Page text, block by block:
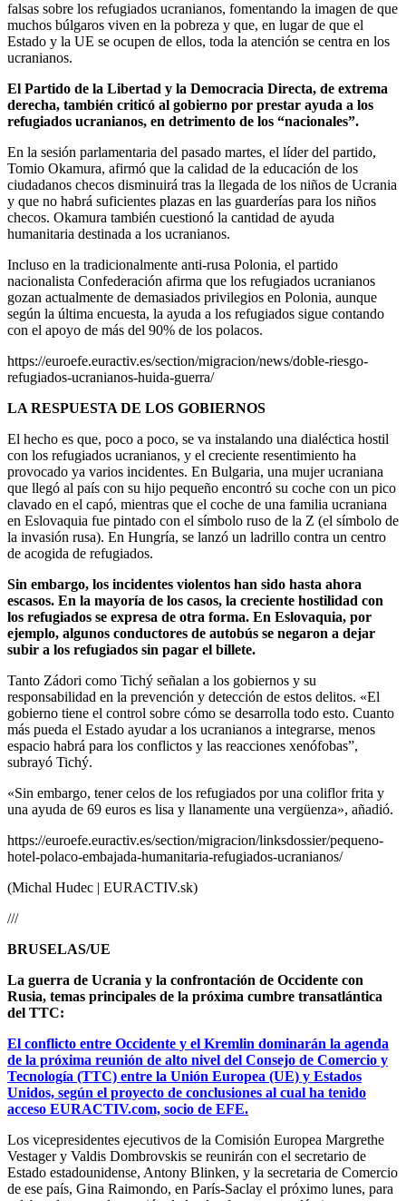
falsas sobre los refugiados ucranianos, fomentando la imagen de que
muchos búlgaros viven en la pobreza y que, en lugar de que el
Estado y la UE se ocupen de ellos, toda la atención se centra en los
ucranianos.
El Partido de la Libertad y la Democracia Directa, de extrema
derecha, también criticó al gobierno por prestar ayuda a los
refugiados ucranianos, en detrimento de los “nacionales”.
En la sesión parlamentaria del pasado martes, el líder del partido,
Tomio Okamura, afirmó que la calidad de la educación de los
ciudadanos checos disminuirá tras la llegada de los niños de Ucrania
y que no habrá suficientes plazas en las guarderías para los niños
checos. Okamura también cuestionó la cantidad de ayuda
humanitaria destinada a los ucranianos.
Incluso en la tradicionalmente anti-rusa Polonia, el partido
nacionalista Confederación afirma que los refugiados ucranianos
gozan actualmente de demasiados privilegios en Polonia, aunque
según la última encuesta, la ayuda a los refugiados sigue contando
con el apoyo de más del 90% de los polacos.
https://euroefe.euractiv.es/section/migracion/news/doble-riesgo-
refugiados-ucranianos-huida-guerra/
LA RESPUESTA DE LOS GOBIERNOS
El hecho es que, poco a poco, se va instalando una dialéctica hostil
con los refugiados ucranianos, y el creciente resentimiento ha
provocado ya varios incidentes. En Bulgaria, una mujer ucraniana
que llegó al país con su hijo pequeño encontró su coche con un pico
clavado en el capó, mientras que el coche de una familia ucraniana
en Eslovaquia fue pintado con el símbolo ruso de la Z (el símbolo de
la invasión rusa). En Hungría, se lanzó un ladrillo contra un centro
de acogida de refugiados.
Sin embargo, los incidentes violentos han sido hasta ahora
escasos. En la mayoría de los casos, la creciente hostilidad con
los refugiados se expresa de otra forma. En Eslovaquia, por
ejemplo, algunos conductores de autobús se negaron a dejar
subir a los refugiados sin pagar el billete.
Tanto Zádori como Tichý señalan a los gobiernos y su
responsabilidad en la prevención y detección de estos delitos. «El
gobierno tiene el control sobre cómo se desarrolla todo esto. Cuanto
más pueda el Estado ayudar a los ucranianos a integrarse, menos
espacio habrá para los conflictos y las reacciones xenófobas”,
subrayó Tichý.
«Sin embargo, tener celos de los refugiados por una coliflor frita y
una ayuda de 69 euros es lisa y llanamente una vergüenza», añadió.
https://euroefe.euractiv.es/section/migracion/linksdossier/pequeno-
hotel-polaco-embajada-humanitaria-refugiados-ucranianos/
(Michal Hudec | EURACTIV.sk)
///
BRUSELAS/UE
La guerra de Ucrania y la confrontación de Occidente con
Rusia, temas principales de la próxima cumbre transatlántica
del TTC:
El conflicto entre Occidente y el Kremlin dominarán la agenda
de la próxima reunión de alto nivel del Consejo de Comercio y
Tecnología (TTC) entre la Unión Europea (UE) y Estados
Unidos, según el proyecto de conclusiones al cual ha tenido
acceso EURACTIV.com, socio de EFE.
Los vicepresidentes ejecutivos de la Comisión Europea Margrethe
Vestager y Valdis Dombrovskis se reunirán con el secretario de
Estado estadounidense, Antony Blinken, y la secretaria de Comercio
de ese país, Gina Raimondo, en París-Saclay el próximo lunes, para